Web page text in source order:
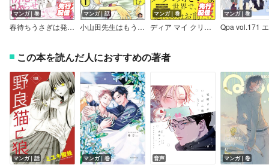
マンガ｜巻
春待ちうさぎは発情期らしい【電子限定かきおろし漫画付】
マンガ｜話
小山田先生はもう限界！（分冊版）
マンガ｜巻
ディア マイ クリーチャー【電子限定かきおろし漫画5P付】
マンガ｜巻
Qpa vol.171
この本を読んだ人におすすめの著者
マンガ｜話 マンガ｜巻 音声 マンガ｜巻